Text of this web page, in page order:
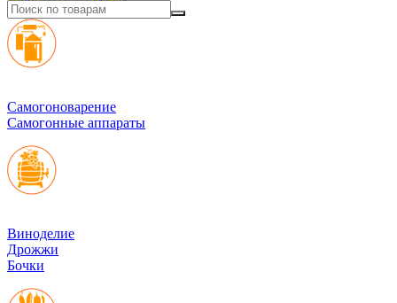
Cамогоноварение
Самогонные аппараты
Виноделие
Дрожжи
Бочки